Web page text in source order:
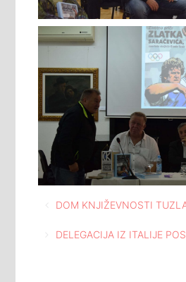
Navigacija
članaka
DELEGACIJA IZ ITALIJE POSJETILA ATELJE ISMET